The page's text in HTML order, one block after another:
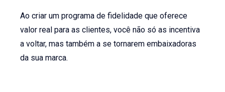
Ao criar um programa de fidelidade que oferece
valor real para as clientes, você não só as incentiva
a voltar, mas também a se tornarem embaixadoras
da sua marca.